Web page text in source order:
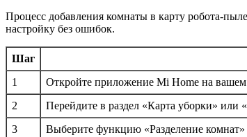
Процесс добавления комнаты в карту робота-
настройку без ошибок.
Шаг
1
Откройте приложение Mi Home на вашем
2
Перейдите в раздел «Карта уборки» или
3
Выберите функцию «Разделение комнат»